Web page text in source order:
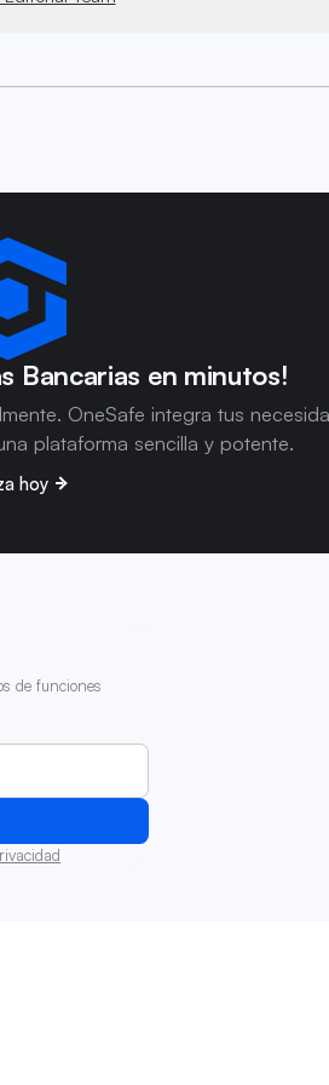
Bancarias en minutos!
OneSafe integra tus
plataforma sencilla y potente.
hoy
de funciones